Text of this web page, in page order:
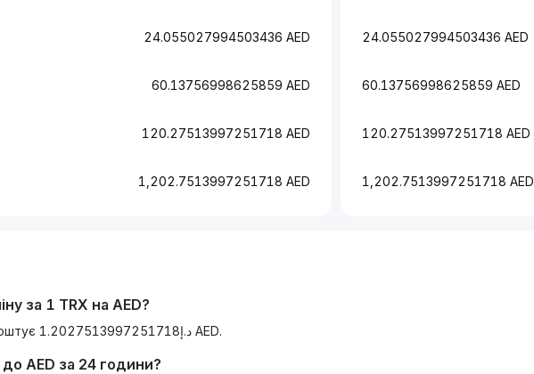
24.055027994503436 AED
60.13756998625859 AED
120.27513997251718 AED
1,202.7513997251718 AED
24.055027994503436 AED
60.13756998625859 AED
120.27513997251718 AED
1,202.7513997251718 AED
за 1 TRX на AED?
Станом на сьогодні 1 TRX коштує د.إ1.2027513997251718 AED.
до AED за 24 години?